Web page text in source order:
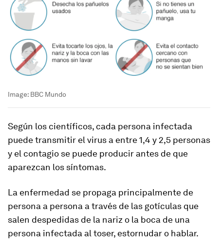
Image: BBC Mundo
Según los científicos, cada persona infectada
puede transmitir el virus a entre 1,4 y 2,5 personas
y el contagio se puede producir antes de que
aparezcan los síntomas.
La enfermedad se propaga principalmente de
persona a persona a través de las gotículas que
salen despedidas de la nariz o la boca de una
persona infectada al toser, estornudar o hablar.